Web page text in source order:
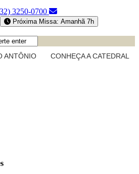
3250-0700
Próxima Missa: Amanhã 7h
ANTÔNIO CONHEÇA A CATEDRAL